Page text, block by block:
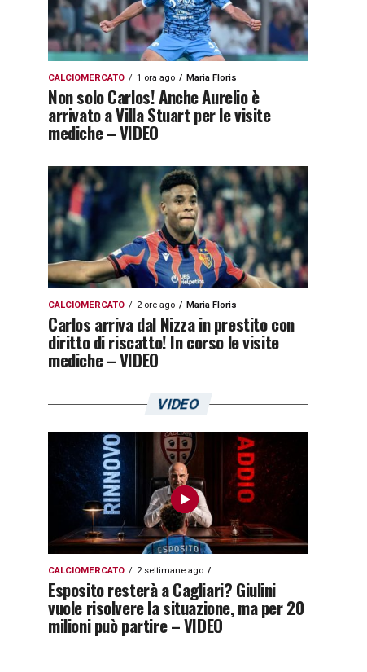
CALCIOMERCATO 1 ora ago Maria Floris
Non solo Carlos! Anche Aurelio è
arrivato a Villa Stuart per le visite
mediche – VIDEO
CALCIOMERCATO 2 ore ago Maria Floris
Carlos arriva dal Nizza in prestito con
diritto di riscatto! In corso le visite
mediche – VIDEO
VIDEO
CALCIOMERCATO 2 settimane ago
Esposito resterà a Cagliari? Giulini
vuole risolvere la situazione, ma per 20
milioni può partire – VIDEO